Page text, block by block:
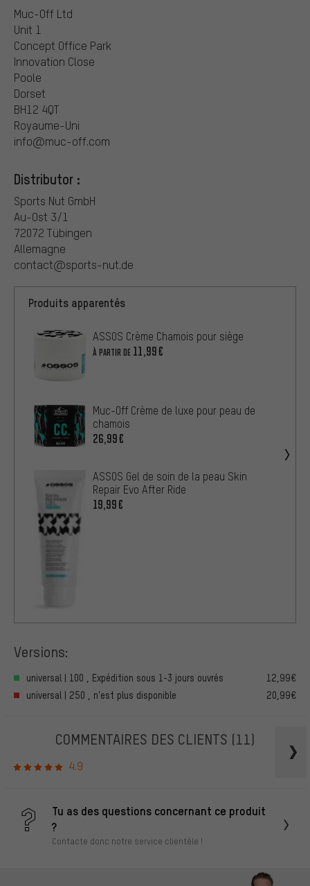
Muc-Off Ltd
Unit 1
Concept Office Park
Innovation Close
Poole
Dorset
BH12 4QT
Royaume-Uni
info@muc-off.com
Distributor :
Sports Nut GmbH
Au-Ost 3/1
72072 Tübingen
Allemagne
contact@sports-nut.de
Produits apparentés
ASSOS Crème Chamois pour siège
À PARTIR DE 11,99€
Muc-Off Crème de luxe pour peau de
chamois
26,99€
ASSOS Gel de soin de la peau Skin
Repair Evo After Ride
19,99€
Versions:
universal | 100 , Expédition sous 1-3 jours ouvrés
12,99€
universal | 250 , n’est plus disponible
20,99€
COMMENTAIRES DES CLIENTS (11)
4.9
Tu as des questions concernant ce produit
?
Contacte donc notre service clientèle !